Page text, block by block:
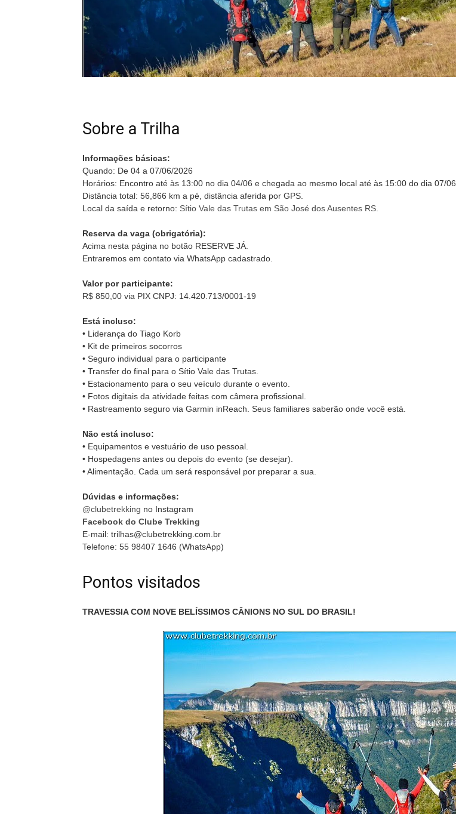
Sobre a Trilha
Informações básicas:
Quando: De 04 a 07/06/2026
Horários: Encontro até às 13:00 no dia 04/06 e chegada ao mesmo local até às 15:00 do dia 07/06.
Distância total: 56,866 km a pé, distância aferida por GPS.
Local da saída e retorno: Sítio Vale das Trutas em São José dos Ausentes RS
Reserva da vaga (obrigatória):
Acima nesta página no botão RESERVE JÁ.
Entraremos em contato via WhatsApp cadastrado.
Valor por participante:
R$ 850,00 via PIX CNPJ: 14.420.713/0001-19
Está incluso:
• Liderança do Tiago Korb
• Kit de primeiros socorros
• Seguro individual para o participante
• Transfer do final para o Sítio Vale das Trutas.
• Estacionamento para o seu veículo durante o evento.
• Fotos digitais da atividade feitas com câmera profissional.
• Rastreamento seguro via Garmin inReach. Seus familiares saberão onde você está.
Não está incluso:
• Equipamentos e vestuário de uso pessoal.
• Hospedagens antes ou depois do evento (se desejar).
• Alimentação. Cada um será responsável por preparar a sua.
Dúvidas e informações:
@clubetrekking no Instagram
Facebook do Clube Trekking
E-mail: trilhas@clubetrekking.com.br
Telefone: 55 98407 1646 (WhatsApp)
Pontos visitados
TRAVESSIA COM NOVE BELÍSSIMOS CÂNIONS NO SUL DO BRASIL!